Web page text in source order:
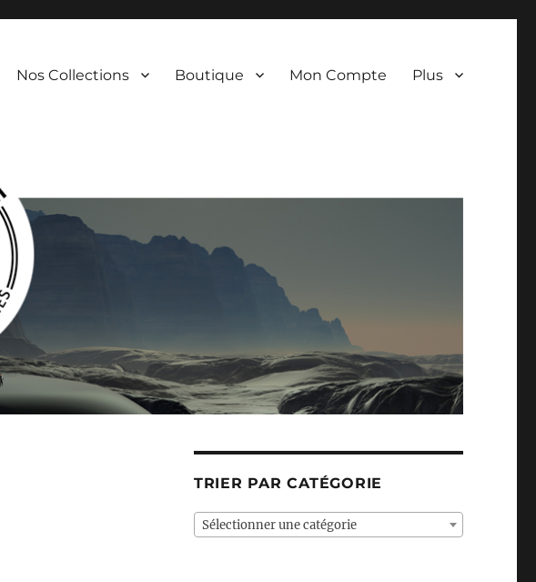
Nos Collections Boutique Mon Compte Plus
TRIER PAR CATÉGORIE
Sélectionner une catégorie